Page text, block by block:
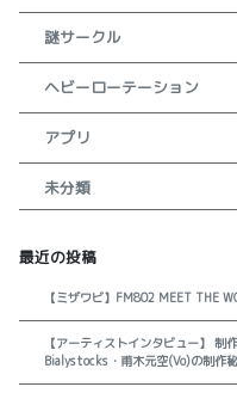
謎サークル
ヘビーローテーション
アプリ
未分類
最近の投稿
【ミザワビ】FM802 MEET THE
【アーティストインタビュー】 制
Bialystocks・甫木元空(Vo)の制作